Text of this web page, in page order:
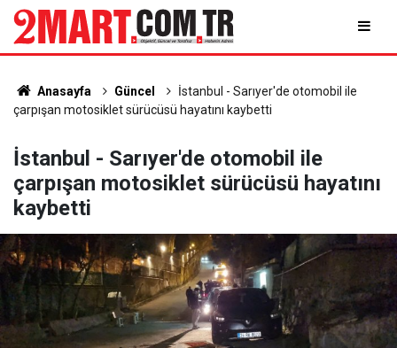
Anasayfa Güncel
İstanbul - Sarıyer'de otomobil ile
çarpışan motosiklet sürücüsü hayatını kaybetti
İstanbul - Sarıyer'de otomobil ile
çarpışan motosiklet sürücüsü hayatını
kaybetti